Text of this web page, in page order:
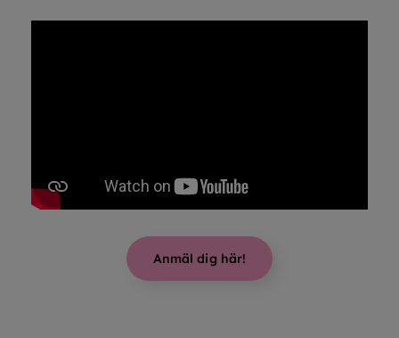
Anmäl dig här!